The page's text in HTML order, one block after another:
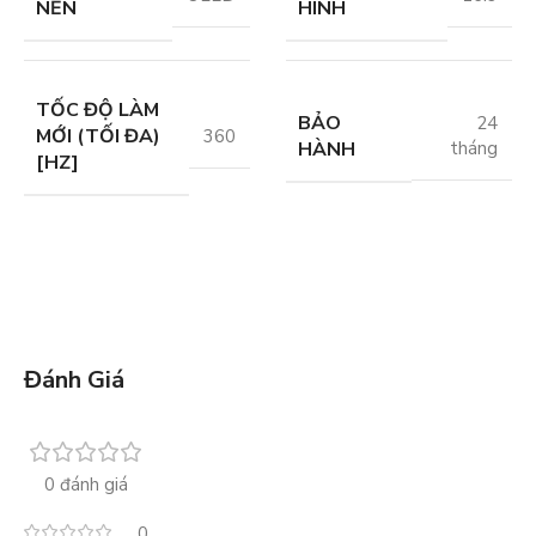
NỀN HÌNH
TỐC ĐỘ LÀM
MỚI (TỐI ĐA)
[HZ]
360
BẢO
HÀNH
24
tháng
Đánh Giá
0 đánh giá